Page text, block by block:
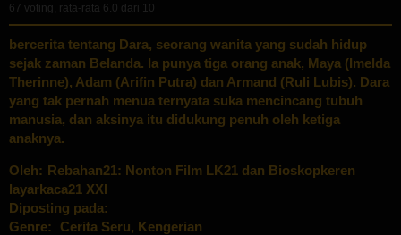
67 voting, rata-rata 6.0 dari 10
bercerita tentang Dara, seorang wanita yang sudah hidup
sejak zaman Belanda. Ia punya tiga orang anak, Maya (Imelda
Therinne), Adam (Arifin Putra) dan Armand (Ruli Lubis). Dara
yang tak pernah menua ternyata suka mencincang tubuh
manusia, dan aksinya itu didukung penuh oleh ketiga
anaknya.
Oleh: Rebahan21: Nonton Film LK21 dan Bioskopkeren
layarkaca21 XXI
Diposting pada:
Genre:
Cerita Seru, Kengerian